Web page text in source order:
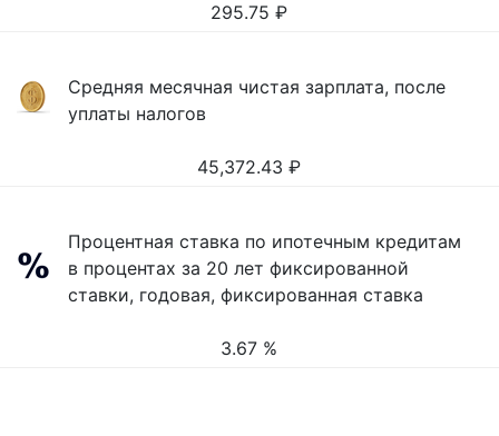
295.75 ₽
Средняя месячная чистая зарплата, после
уплаты налогов
45,372.43 ₽
Процентная ставка по ипотечным кредитам
в процентах за 20 лет фиксированной
ставки, годовая, фиксированная ставка
3.67 %